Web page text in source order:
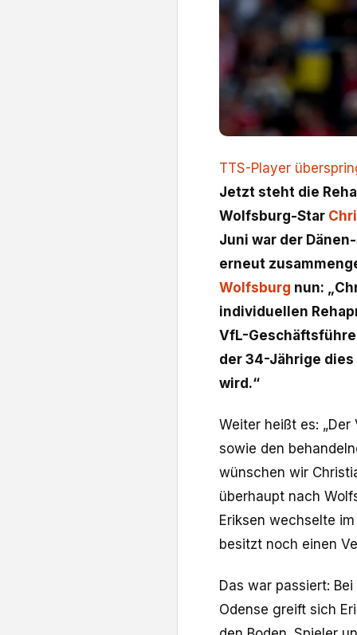
TTS-Player
Jetzt steht die
Wolfsburg-Star
Juni war der
erneut
Wolfsburg nun:
individuellen
VfL-
der 34-Jährige
wird.“
Weiter heißt es:
sowie den
wünschen wir
überhaupt nach
Eriksen wechselte
besitzt noch einen
Das war passiert:
Odense greift sich